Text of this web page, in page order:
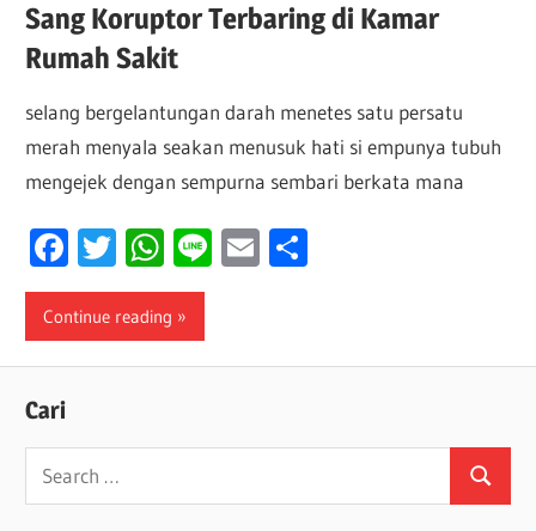
Sang Koruptor Terbaring di Kamar
Rumah Sakit
selang bergelantungan darah menetes satu persatu
merah menyala seakan menusuk hati si empunya tubuh
mengejek dengan sempurna sembari berkata mana
Facebook
Twitter
WhatsApp
LineEmail
Continue reading
Cari
Search
for:
Search